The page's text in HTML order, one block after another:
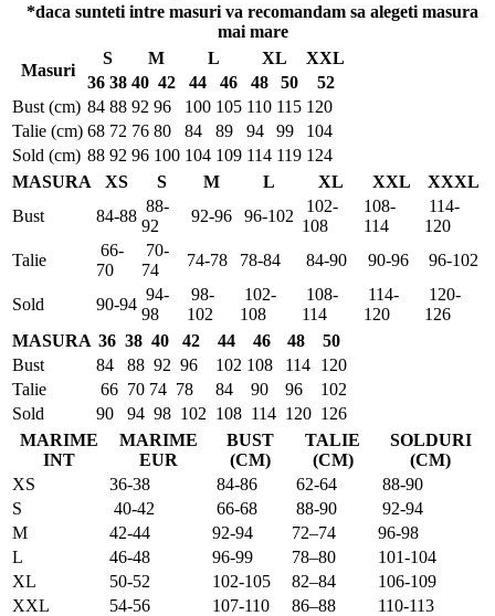
*daca sunteti intre masuri va recomandam sa alegeti masura
mai mare
Masuri
S M L XL
XXL
36 38 40 42 44 46 48 50
52
Bust (cm) 84 88 92 96 100 105 110 115 120
Talie (cm) 68 72 76 80 84 89 94 99
104
Sold (cm) 88 92 96 100 104 109 114 119 124
MASURA
XS S M L XL XXL
XXXL
Bust
84-88
88-
92
92-96 96-102
102-
108
108-
114
114-
120
Talie
66-
70
70-
74
74-78 78-84 84-90 90-96 96-102
Sold 90-94
94-
98
98-
102
102-
108
108-
114
114-
120
120-
126
MASURA 36 38 40 42 44 46 48
50
Bust
84 88 92 96 102 108 114 120
Talie
66 70 74 78 84 90 96
102
Sold
90 94 98 102 108 114 120 126
MARIME
INT
MARIME
EUR
BUST
(CM)
TALIE
(CM)
SOLDURI
(CM)
XS
36-38 84-86 62-64
88-90
S
40-42 66-68 88-90
92-94
M
42-44 92-94 72–74
96-98
L
46-48 96-99 78–80
101-104
XL
50-52 102-105 82–84
106-109
XXL
54-56 107-110 86–88
110-113